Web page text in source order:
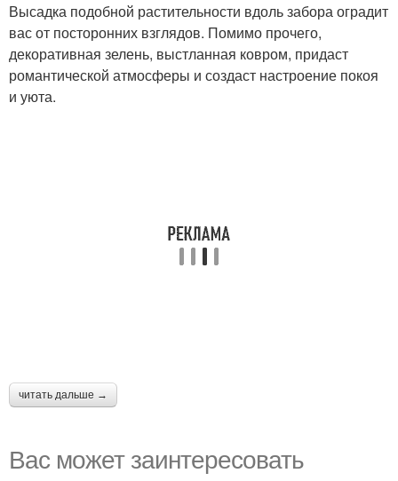
Высадка подобной растительности вдоль забора оградит
вас от посторонних взглядов. Помимо прочего,
декоративная зелень, выстланная ковром, придаст
романтической атмосферы и создаст настроение покоя
и уюта.
читать дальше →
Вас может заинтересовать